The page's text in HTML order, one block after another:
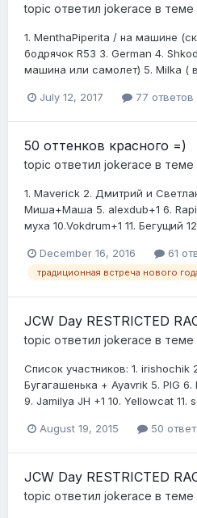
topic ответил jokerace в теме
1. MenthaPiperita / на машине
бодрячок R53 3. German 4.
машина или самолет) 5. Milka (
July 12, 2017 77 ответов
50 оттенков красного =)
topic ответил jokerace в теме
1. Maverick 2. Дмитрий и
Миша+Маша 5. alexdub+1 6.
муха 10.Vokdrum+1 11. Бегущий
December 16, 2016 61
традиционная встреча нового
JCW Day RESTRICTED
topic ответил jokerace в теме
Список участников: 1. irishochik
Бугагашенька + Ayavrik 5. PIG 6.
9. Jamilya JH +1 10. Yellowcat 11.
August 19, 2015 50
JCW Day RESTRICTED
topic ответил jokerace в теме